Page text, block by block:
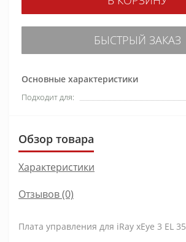
Основные характеристики
Подходит для:
БЫСТРЫЙ ЗАКАЗ
Обзор товара
Характеристики
Отзывов (0)
Плата управления для iRay xEye 3 EL 35